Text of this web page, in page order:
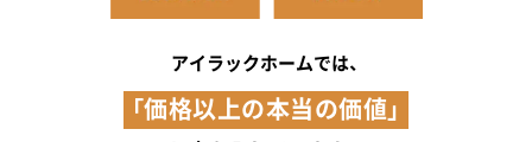
アイラックホームでは、
「価格以上の本当の価値」